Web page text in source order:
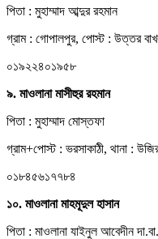
পিতা : মুহাম্মাদ আব্দুর রহমান
গ্রাম : গোপালপুর, পোস্ট : উত্তর
০১৯২২৪০১৯৫৮
৯. মাওলানা মাসীহুর রহমান
পিতা : মুহাম্মাদ মোস্তফা
গ্রাম+পোস্ট : ভরসাকাঠী, থানা :
০১৮৪৫৬১৭৭৮৪
১০. মাওলানা মাহমূদুল হাসান
পিতা : মাওলানা যাইনুল আবেদীন দা.বা.